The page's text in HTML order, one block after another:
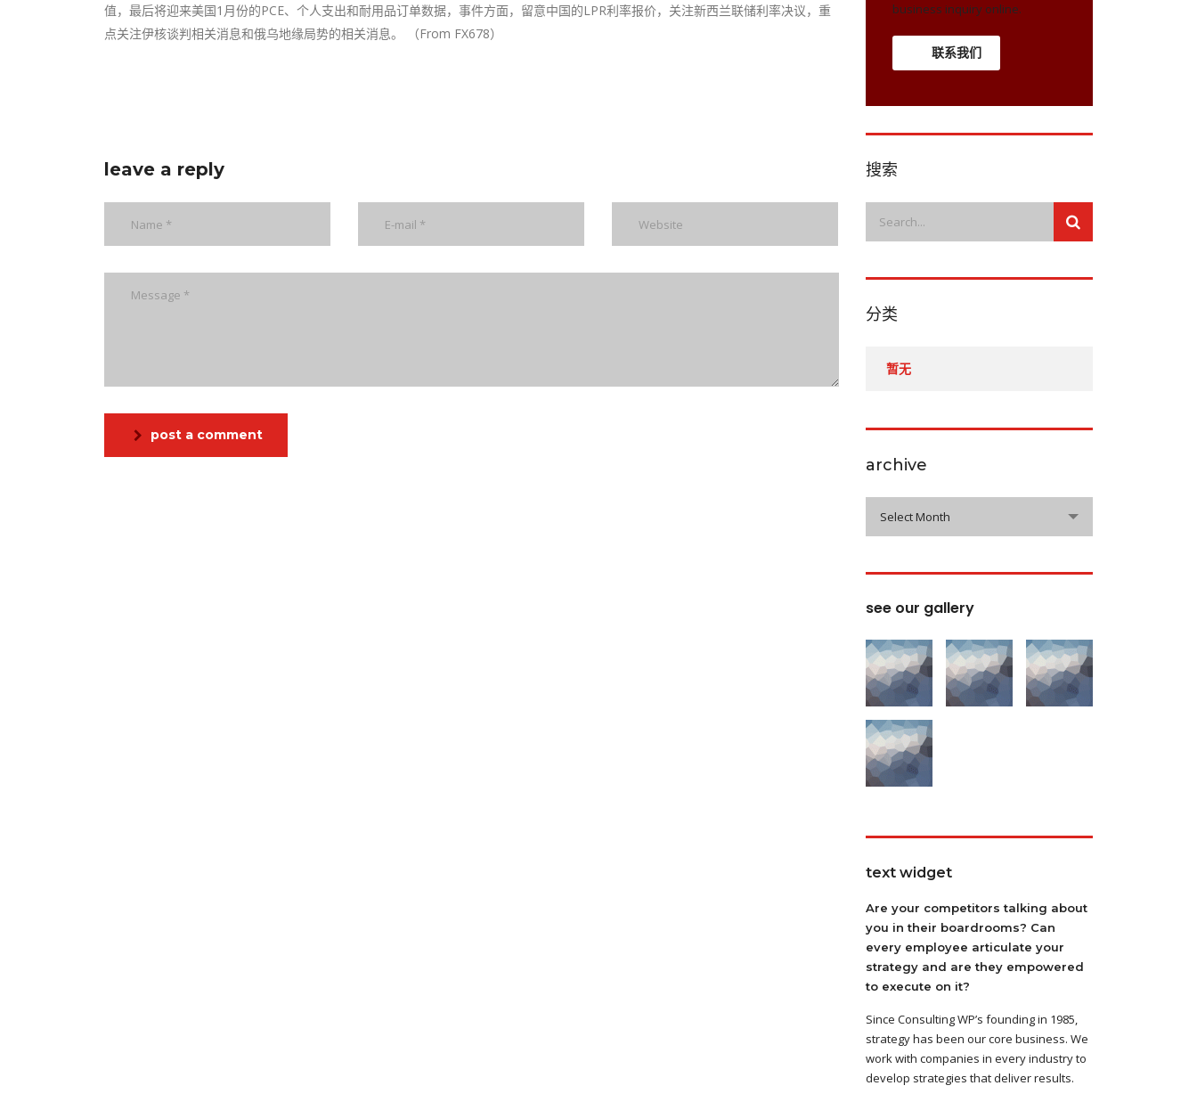
值，最后将迎来美国1月份的PCE、个人支出和耐用品订单数据，事件方面，留意中国的LPR利率报价，关注新西兰联储利率决议，重
点关注伊核谈判相关消息和俄乌地缘局势的相关消息。 （From FX678）
leave a reply
post a comment
business inquiry online.
联系我们
搜索
分类
暂无
archive
Select Month
see our gallery
text widget
Are your competitors talking about
you in their boardrooms? Can
every employee articulate your
strategy and are they empowered
to execute on it?
Since Consulting WP’s founding in 1985,
strategy has been our core business. We
work with companies in every industry to
develop strategies that deliver results.